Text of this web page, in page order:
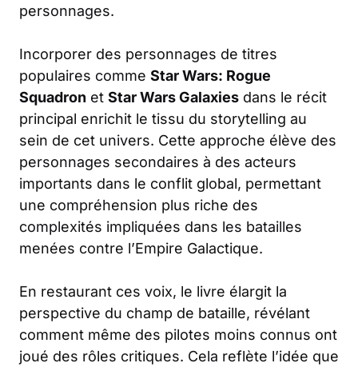
personnages.
Incorporer des personnages de titres
populaires comme Star Wars: Rogue
Squadron et Star Wars Galaxies dans le récit
principal enrichit le tissu du storytelling au
sein de cet univers. Cette approche élève des
personnages secondaires à des acteurs
importants dans le conflit global, permettant
une compréhension plus riche des
complexités impliquées dans les batailles
menées contre l’Empire Galactique.
En restaurant ces voix, le livre élargit la
perspective du champ de bataille, révélant
comment même des pilotes moins connus ont
joué des rôles critiques. Cela reflète l’idée que